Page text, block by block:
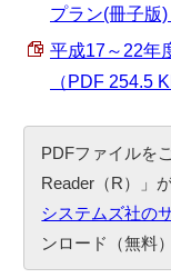
プラン(冊子版)
平成17～22年
（PDF 254.5
PDFファイルを
Reader（R）」
システムズ社の
ンロード（無料